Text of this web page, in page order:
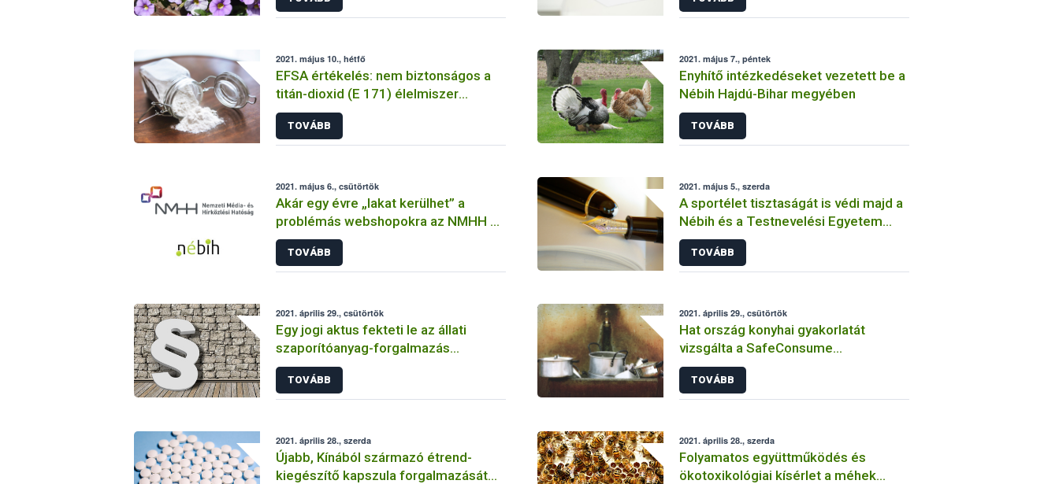
2021. május 10., hétfő
EFSA értékelés: nem biztonságos a
titán-dioxid (E 171) élelmiszer
adalékanyagként történő
felhasználása
TOVÁBB
2021. május 7., péntek
Enyhítő intézkedéseket vezetett be a
Nébih Hajdú-Bihar megyében
TOVÁBB
2021. május 6., csütörtök
Akár egy évre „lakat kerülhet” a
problémás webshopokra az NMHH és
a Nébih együttműködésének
köszönhetően
TOVÁBB
2021. május 5., szerda
A sportélet tisztaságát is védi majd a
Nébih és a Testnevelési Egyetem
együttműködése
TOVÁBB
2021. április 29., csütörtök
Egy jogi aktus fekteti le az állati
szaporítóanyag-forgalmazás
szabályait
TOVÁBB
2021. április 29., csütörtök
Hat ország konyhai gyakorlatát
vizsgálta a SafeConsume
kutatócsapata
TOVÁBB
2021. április 28., szerda
Újabb, Kínából származó étrend-
kiegészítő kapszula forgalmazását
2021. április 28., szerda
Folyamatos együttműködés és
ökotoxikológiai kísérlet a méhek